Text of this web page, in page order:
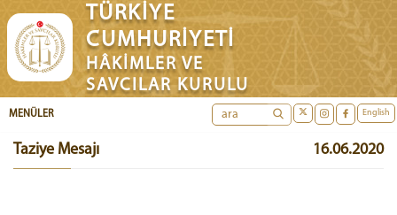
TÜRKİYE
CUMHURİYETİ
HÂKİMLER VE
SAVCILAR KURULU
English
MENÜLER
Taziye Mesajı 16.06.2020